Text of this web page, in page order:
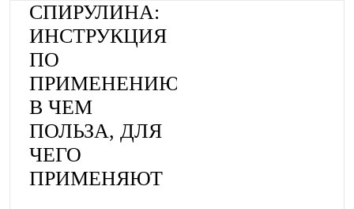
СПИРУЛИНА:
ИНСТРУКЦИЯ
ПО
ПРИМЕНЕНИЮ,
В ЧЕМ
ПОЛЬЗА, ДЛЯ
ЧЕГО
ПРИМЕНЯЮТ